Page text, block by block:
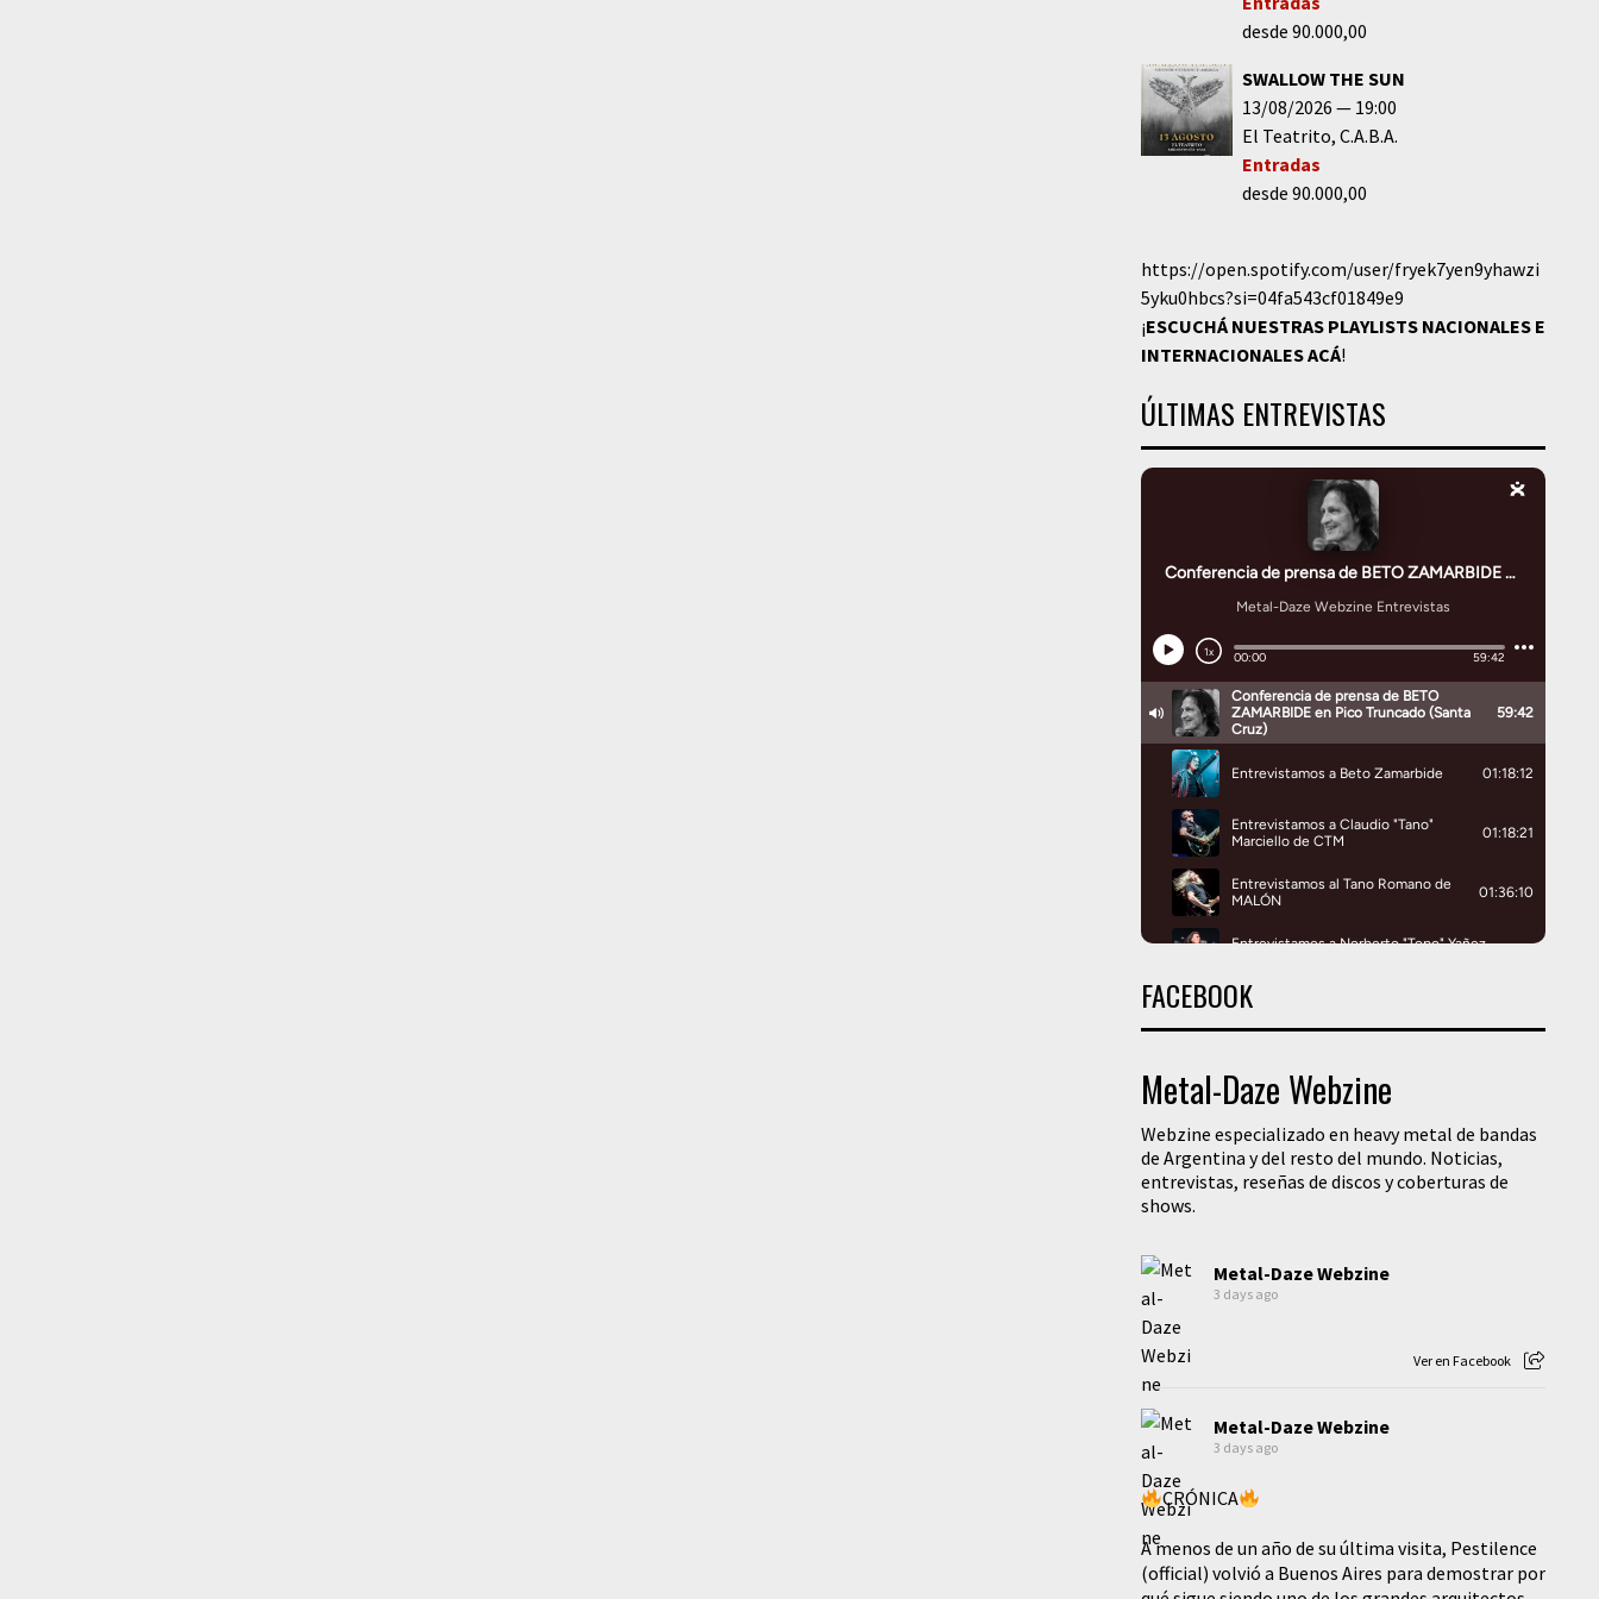
desde 90.000,00
SWALLOW THE SUN
13/08/2026
19:00
El Teatrito C.A.B.A.
Entradas
desde 90.000,00
https://open.spotify.com/user/fryek7yen9yhawzi
5yku0hbcs?si=04fa543cf01849e9
¡ESCUCHÁ NUESTRAS PLAYLISTS NACIONALES E
INTERNACIONALESACÁ!
ÚLTIMAS ENTREVISTAS
FACEBOOK
Metal-Daze Webzine
Webzine especializado en heavy metal de bandas
de Argentina y del resto del mundo. Noticias,
entrevistas, reseñas de discos y coberturas de
shows.
Metal-Daze Webzine
3 days ago
Ver en Facebook
Metal-Daze Webzine
3 days ago
CRÓNICA
A menos de un año de su última visita, Pestilence
(official) volvió a Buenos Aires para demostrar por